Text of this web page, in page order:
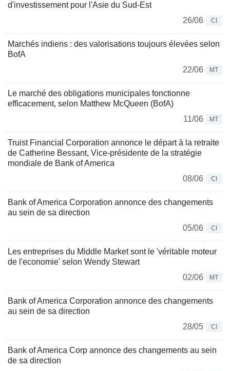
d'investissement pour l'Asie du Sud-Est
26/06
CI
Marchés indiens : des valorisations toujours élevées selon
BofA
22/06
MT
Le marché des obligations municipales fonctionne
efficacement, selon Matthew McQueen (BofA)
11/06
MT
Truist Financial Corporation annonce le départ à la retraite
de Catherine Bessant, Vice-présidente de la stratégie
mondiale de Bank of America
08/06
CI
Bank of America Corporation annonce des changements
au sein de sa direction
05/06
CI
Les entreprises du Middle Market sont le 'véritable moteur
de l'economie' selon Wendy Stewart
02/06
MT
Bank of America Corporation annonce des changements
au sein de sa direction
28/05
CI
Bank of America Corp annonce des changements au sein
de sa direction